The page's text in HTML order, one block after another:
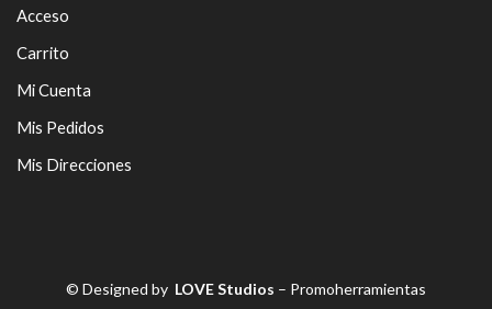
Acceso
Carrito
Mi Cuenta
Mis Pedidos
Mis Direcciones
© Designed by LOVE Studios – Promoherramientas